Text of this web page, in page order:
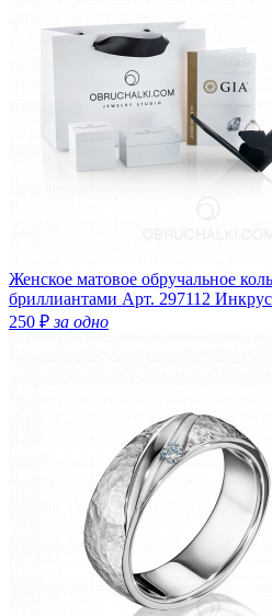
Женское матовое обручальное
бриллиантами Арт. 297112
250 ₽за одно